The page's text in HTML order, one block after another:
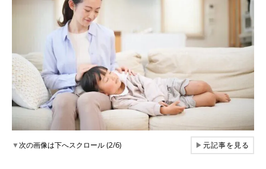
▼次の画像は下へスクロール (2/6) ▶元記事を見る